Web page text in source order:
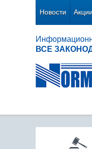
Новости Акции
ВСЕ